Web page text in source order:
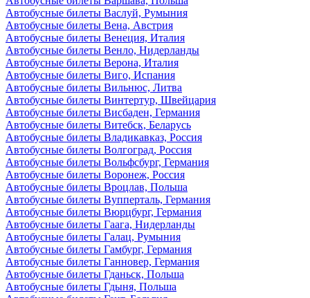
Автобусные билеты Васлуй, Румыния
Автобусные билеты Вена, Австрия
Автобусные билеты Венеция, Италия
Автобусные билеты Венло, Нидерланды
Автобусные билеты Верона, Италия
Автобусные билеты Виго, Испания
Автобусные билеты Вильнюс, Литва
Автобусные билеты Винтертур, Швейцария
Автобусные билеты Висбаден, Германия
Автобусные билеты Витебск, Беларусь
Автобусные билеты Владикавказ, Россия
Автобусные билеты Волгоград, Россия
Автобусные билеты Вольфсбург, Германия
Автобусные билеты Воронеж, Россия
Автобусные билеты Вроцлав, Польша
Автобусные билеты Вупперталь, Германия
Автобусные билеты Вюрцбург, Германия
Автобусные билеты Гаага, Нидерланды
Автобусные билеты Галац, Румыния
Автобусные билеты Гамбург, Германия
Автобусные билеты Ганновер, Германия
Автобусные билеты Гданьск, Польша
Автобусные билеты Гдыня, Польша